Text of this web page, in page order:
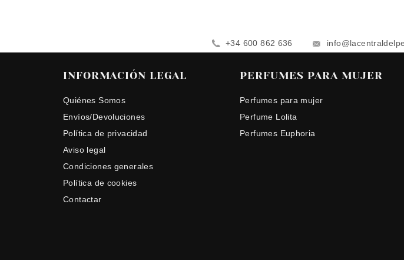
+34 600 862 636
INFORMACIÓN LEGAL
Quiénes Somos
Envíos/Devoluciones
Política de privacidad
Aviso legal
Condiciones generales
Política de cookies
Contactar
PERFUMES PARA MUJER
Perfumes para mujer
Perfume Lolita
Perfumes Euphoria